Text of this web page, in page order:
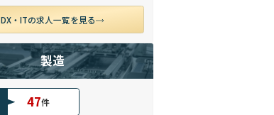
DX・ITの求人一覧を見る
製造
47件